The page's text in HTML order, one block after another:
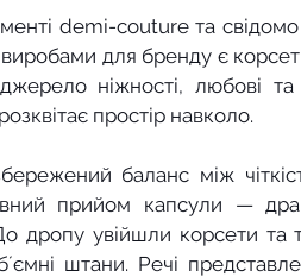
demi-couture та
для бренду є
ніжності, любові та
простір навколо.
баланс між
прийом капсули —
дропу увійшли корсети та
штани. Речі